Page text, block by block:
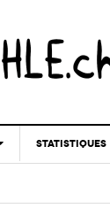
STATISTIQUES